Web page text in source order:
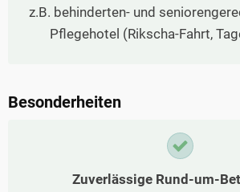
z.B. behinderten- und
Pflegehotel (Rikscha-Fahrt,
Besonderheiten
Zuverlässige Rund-um-